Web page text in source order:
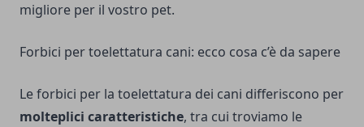
migliore per il vostro pet.
Forbici per toelettatura cani: ecco cosa c’è da sapere
Le forbici per la toelettatura dei cani differiscono per
molteplici caratteristiche, tra cui troviamo le